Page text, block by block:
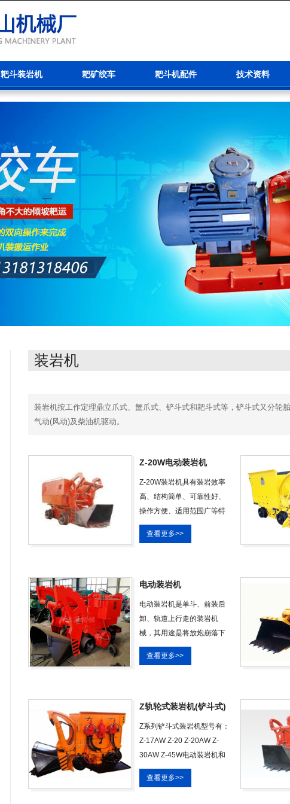
耙斗装岩机 耙矿绞车 耙斗机配件 技术资料
装岩机
装岩机按工作定理鼎立爪式、蟹爪式、铲斗式和耙斗式等，铲斗式又分轮
气动(风动)及柴油机驱动。
Z-20W电动装岩机
Z-20W装岩机具有装岩效率
高、结构简单、可靠性好、
操作方便、适用范围广等特
点，不仅可以用于平巷，而
且可以在30°以下的斜巷使
械备。Z-20W装岩机主要用
机(铲装机)使用于
查看更多>>
电动装岩机
电动装岩机是单斗、前装后
卸、轨道上行走的装岩机
械，其用途是将放炮崩落下
来的岩石或矿石装入后面的
矿车。所装材料范围很广，
石等。所装物料直径大可达
电动装岩机技术参数
查看更多>>
Z轨轮式装岩机(铲斗式)
Z系列铲斗式装岩机型号有：
Z-17AW Z-20 Z-20AW Z-
30AW Z-45W电动装岩机和
ZQ-26气动装岩机。Z系列装
岩机为轨轮式井下掘进和采
查看更多>>